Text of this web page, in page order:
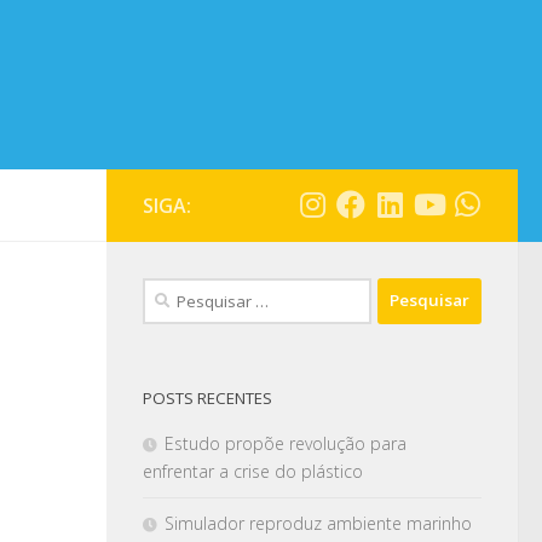
SIGA:
POSTS RECENTES
Estudo propõe revolução para
enfrentar a crise do plástico
Simulador reproduz ambiente marinho